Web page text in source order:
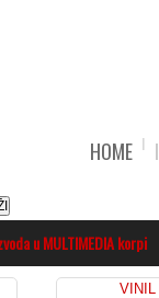
HOME
u MULTIMEDIA korpi
VINIL